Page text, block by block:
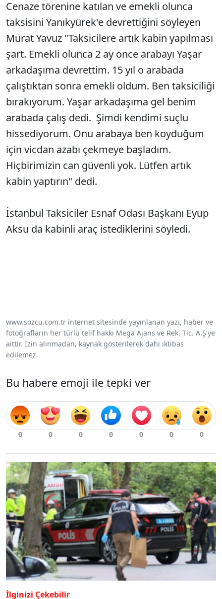
Cenaze törenine katılan ve emekli olunca
taksisini Yanıkyürek'e devrettiğini söyleyen
Murat Yavuz "Taksicilere artık kabin yapılması
şart. Emekli olunca 2 ay önce arabayı Yaşar
arkadaşıma devrettim. 15 yıl o arabada
çalıştıktan sonra emekli oldum. Ben taksiciliği
bırakıyorum. Yaşar arkadaşıma gel benim
arabada çalış dedi. Şimdi kendimi suçlu
hissediyorum. Onu arabaya ben koyduğum
için vicdan azabı çekmeye başladım.
Hiçbirimizin can güvenli yok. Lütfen artık
kabin yaptırın" dedi.
İstanbul Taksiciler Esnaf Odası Başkanı Eyüp
Aksu da kabinli araç istediklerini söyledi.
www.sozcu.com.tr internet sitesinde yayınlanan yazı, haber ve
fotoğrafların her türlü telif hakkı Mega Ajans ve Rek. Tic. A.Ş'ye
aittir. İzin alınmadan, kaynak gösterilerek dahi iktibas
edilemez.
Bu habere emoji ile tepki ver
İlginizi Çekebilir